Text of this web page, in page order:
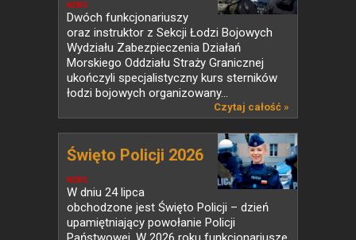
NEWS
Dwóch funkcjonariuszy
oraz instruktor z Sekcji Łodzi Bojowych
Wydziału Zabezpieczenia Działań
Morskiego Oddziału Straży Granicznej
ukończyli specjalistyczny kurs sterników
łodzi bojowych organizowany...
Czytaj całość »
NEWS
Święto Policji 2026
W dniu 24 lipca
obchodzone jest Święto Policji – dzień
upamiętniający powołanie Policji